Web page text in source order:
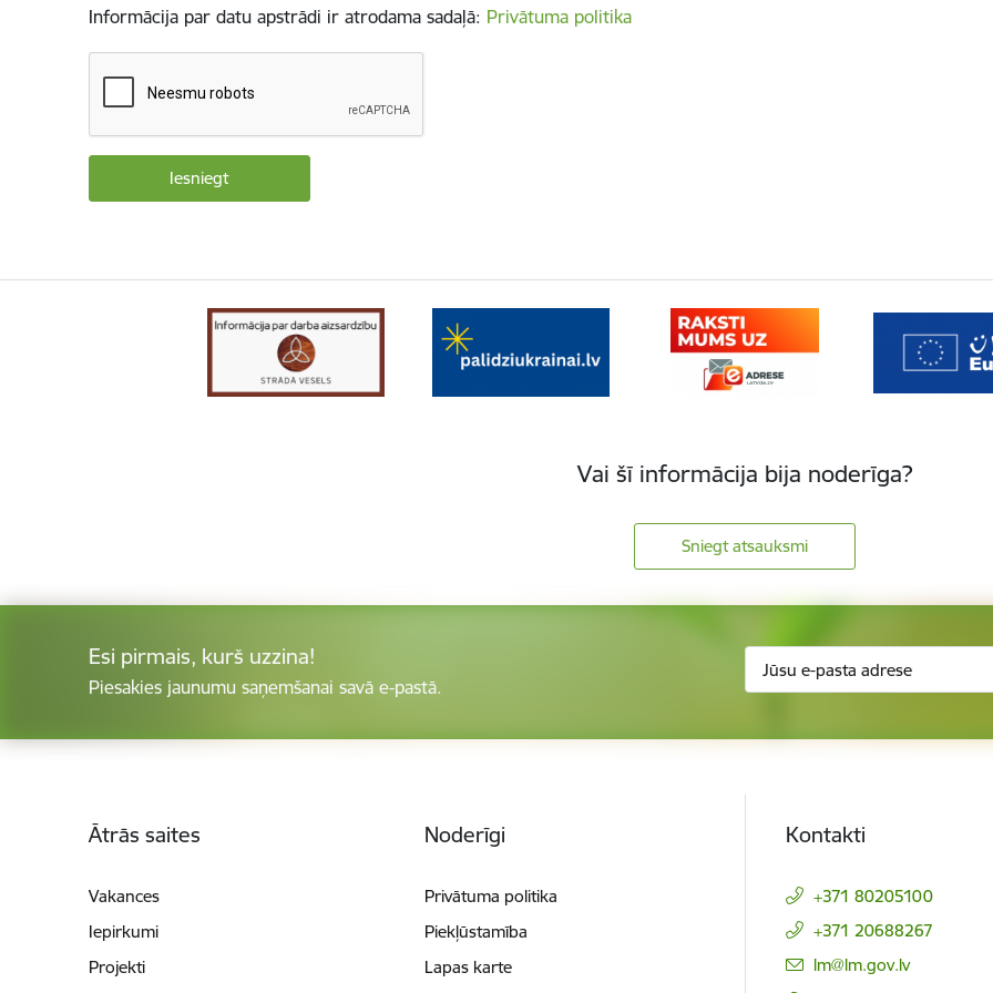
Informācija par datu apstrādi ir atrodama sadaļā: Privātuma politika
Vai šī informācija bija noderīga?
Sniegt atsauksmi
Esi pirmais, kurš uzzina!
Piesakies jaunumu saņemšanai savā e-pastā.
Ātrās saites
Vakances
Iepirkumi
Projekti
Noderīgi
Privātuma politika
Piekļūstamība
Lapas karte
Kontakti
+371 80205100
+371 20688267
E-pasts:
lm@lm.gov.lv